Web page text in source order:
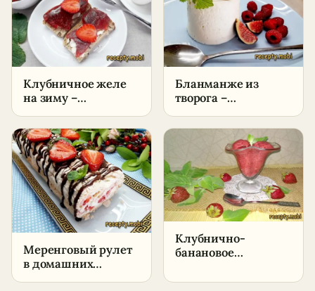
Клубничное желе
на зиму –
Бланманже из
творога –
Меренговый рулет
в домашних
Клубнично-
банановое
домашних условиях